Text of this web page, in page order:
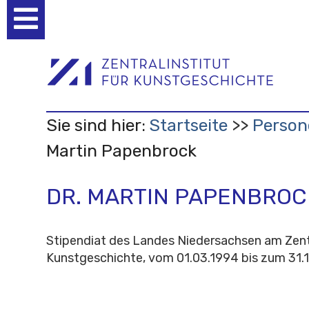
Werkzeuge
Sie sind hier: Startseite
Martin Papenbrock
DR. MARTIN
Stipendiat des Landes Niedersachsen am
Kunstgeschichte, vom 01.03.1994 bis zum